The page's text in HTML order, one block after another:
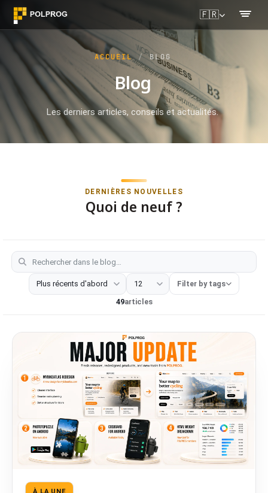
🇫🇷
Blog
Les derniers articles, conseils et actualités.
ACCUEIL BLOG
DERNIÈRES NOUVELLES
Quoi de neuf ?
Tout Extension navigateur Projet Web
Filter by tags
49articles